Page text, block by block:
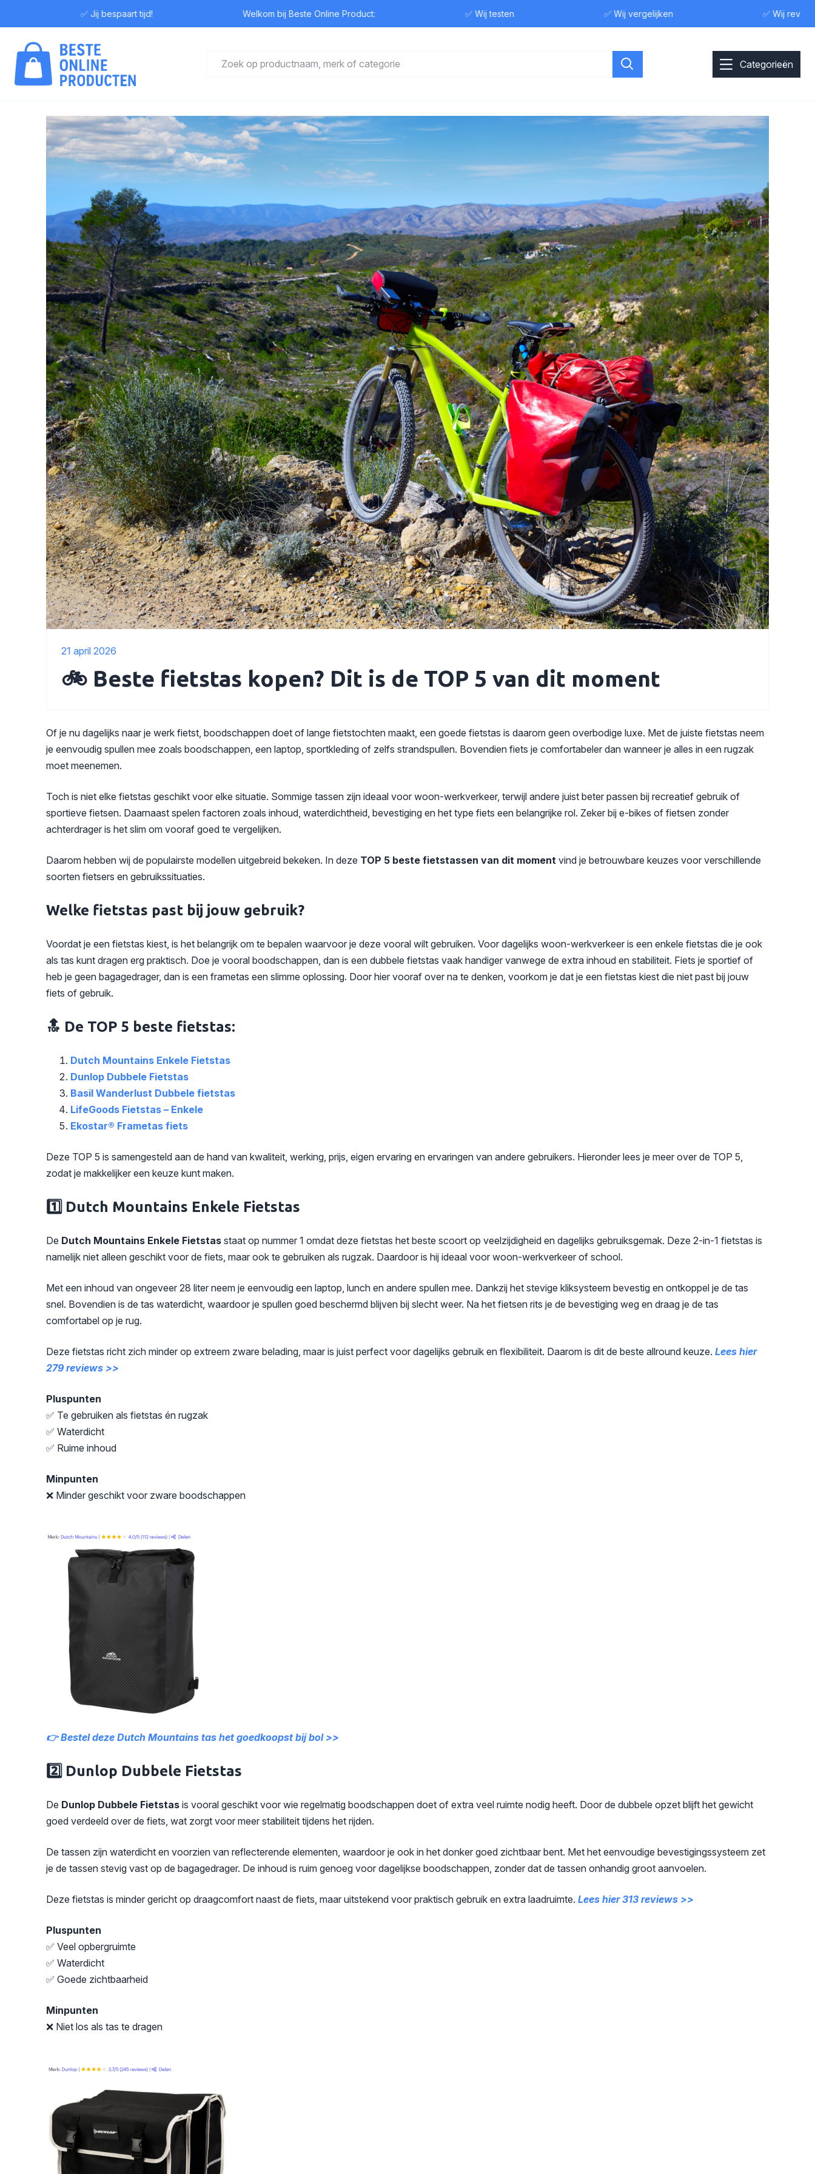
✅ Jij bespaart tijd! Welkom bij Beste Online Product: ✅ Wij testen ✅ Wij vergelijken ✅ Wij reviewen
Categorieën
21 april 2026
🚲 Beste fietstas kopen? Dit is de TOP 5 van dit moment
Of je nu dagelijks naar je werk fietst, boodschappen doet of lange fietstochten maakt, een goede fietstas is daarom geen overbodige luxe. Met de juiste fietstas neem
je eenvoudig spullen mee zoals boodschappen, een laptop, sportkleding of zelfs strandspullen. Bovendien fiets je comfortabeler dan wanneer je alles in een rugzak
moet meenemen.
Toch is niet elke fietstas geschikt voor elke situatie. Sommige tassen zijn ideaal voor woon-werkverkeer, terwijl andere juist beter passen bij recreatief gebruik of
sportieve fietsen. Daarnaast spelen factoren zoals inhoud, waterdichtheid, bevestiging en het type fiets een belangrijke rol. Zeker bij e-bikes of fietsen zonder
achterdrager is het slim om vooraf goed te vergelijken.
Daarom hebben wij de populairste modellen uitgebreid bekeken. In deze TOP 5 beste fietstassen van dit moment vind je betrouwbare keuzes voor verschillende
soorten fietsers en gebruikssituaties.
Welke fietstas past bij jouw gebruik?
Voordat je een fietstas kiest, is het belangrijk om te bepalen waarvoor je deze vooral wilt gebruiken. Voor dagelijks woon-werkverkeer is een enkele fietstas die je ook
als tas kunt dragen erg praktisch. Doe je vooral boodschappen, dan is een dubbele fietstas vaak handiger vanwege de extra inhoud en stabiliteit. Fiets je sportief of
heb je geen bagagedrager, dan is een frametas een slimme oplossing. Door hier vooraf over na te denken, voorkom je dat je een fietstas kiest die niet past bij jouw
fiets of gebruik.
🔝 De TOP 5 beste fietstas:
Dutch Mountains Enkele Fietstas
Dunlop Dubbele Fietstas
Basil Wanderlust Dubbele fietstas
LifeGoods Fietstas – Enkele
Ekostar® Frametas fiets
Deze TOP 5 is samengesteld aan de hand van kwaliteit, werking, prijs, eigen ervaring en ervaringen van andere gebruikers. Hieronder lees je meer over de TOP 5,
zodat je makkelijker een keuze kunt maken.
1️⃣ Dutch Mountains Enkele Fietstas
De Dutch Mountains Enkele Fietstas staat op nummer 1 omdat deze fietstas het beste scoort op veelzijdigheid en dagelijks gebruiksgemak. Deze 2-in-1 fietstas is
namelijk niet alleen geschikt voor de fiets, maar ook te gebruiken als rugzak. Daardoor is hij ideaal voor woon-werkverkeer of school.
Met een inhoud van ongeveer 28 liter neem je eenvoudig een laptop, lunch en andere spullen mee. Dankzij het stevige kliksysteem bevestig en ontkoppel je de tas
snel. Bovendien is de tas waterdicht, waardoor je spullen goed beschermd blijven bij slecht weer. Na het fietsen rits je de bevestiging weg en draag je de tas
comfortabel op je rug.
Deze fietstas richt zich minder op extreem zware belading, maar is juist perfect voor dagelijks gebruik en flexibiliteit. Daarom is dit de beste allround keuze. Lees hier
279 reviews >>
Pluspunten
✅ Te gebruiken als fietstas én rugzak
✅ Waterdicht
✅ Ruime inhoud
Minpunten
❌ Minder geschikt voor zware boodschappen
👉 Bestel deze Dutch Mountains tas het goedkoopst bij bol >>
2️⃣ Dunlop Dubbele Fietstas
De Dunlop Dubbele Fietstas is vooral geschikt voor wie regelmatig boodschappen doet of extra veel ruimte nodig heeft. Door de dubbele opzet blijft het gewicht
goed verdeeld over de fiets, wat zorgt voor meer stabiliteit tijdens het rijden.
De tassen zijn waterdicht en voorzien van reflecterende elementen, waardoor je ook in het donker goed zichtbaar bent. Met het eenvoudige bevestigingssysteem zet
je de tassen stevig vast op de bagagedrager. De inhoud is ruim genoeg voor dagelijkse boodschappen, zonder dat de tassen onhandig groot aanvoelen.
Deze fietstas is minder gericht op draagcomfort naast de fiets, maar uitstekend voor praktisch gebruik en extra laadruimte. Lees hier 313 reviews >>
Pluspunten
✅ Veel opbergruimte
✅ Waterdicht
✅ Goede zichtbaarheid
Minpunten
❌ Niet los als tas te dragen